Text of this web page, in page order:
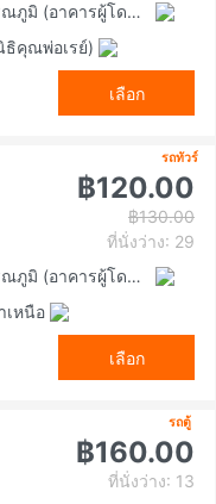
จุดจอดท่าอากาศยานสุวรรณภูมิ (อาคารผู้โดยสารขาเข้า ชั้น 1 ประตู 8)
ธิคุณพ่อเรย์)
เลือก
รถทัวร์
฿120.00
฿130.00
ที่นั่งว่าง: 29
จุดจอดท่าอากาศยานสุวรรณภูมิ (อาคารผู้โดยสารขาเข้า ชั้น 1 ประตู 8)
เหนือ
เลือก
รถตู้
฿160.00
ที่นั่งว่าง: 13